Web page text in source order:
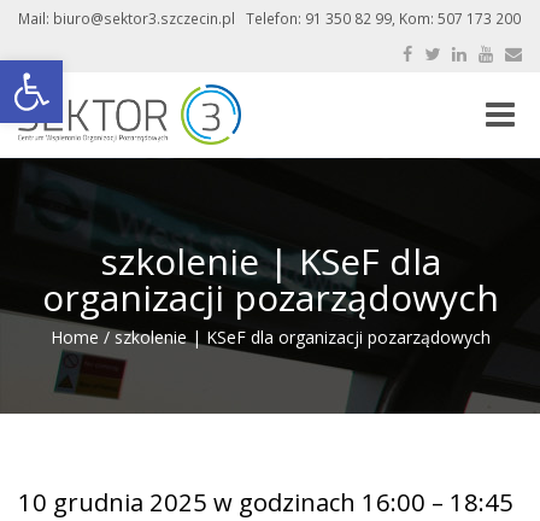
Otwórz pasek narzędzi
Mail: biuro@sektor3.szczecin.pl Telefon: 91 350 82 99, Kom: 507 173 200
Toggle
szkolenie | KSeF dla
organizacji pozarządowych
Home / szkolenie | KSeF dla organizacji pozarządowych
10 grudnia 2025 w godzinach 16:00 – 18:45